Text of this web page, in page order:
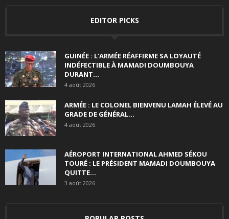
EDITOR PICKS
GUINÉE : L’ARMÉE RÉAFFIRME SA LOYAUTÉ
INDÉFECTIBLE À MAMADI DOUMBOUYA
DURANT...
4 août 2026
ARMÉE : LE COLONEL BIENVENU LAMAH ÉLEVÉ AU
GRADE DE GÉNÉRAL...
4 août 2026
AÉROPORT INTERNATIONAL AHMED SÉKOU
TOURÉ : LE PRÉSIDENT MAMADI DOUMBOUYA
QUITTE...
3 août 2026